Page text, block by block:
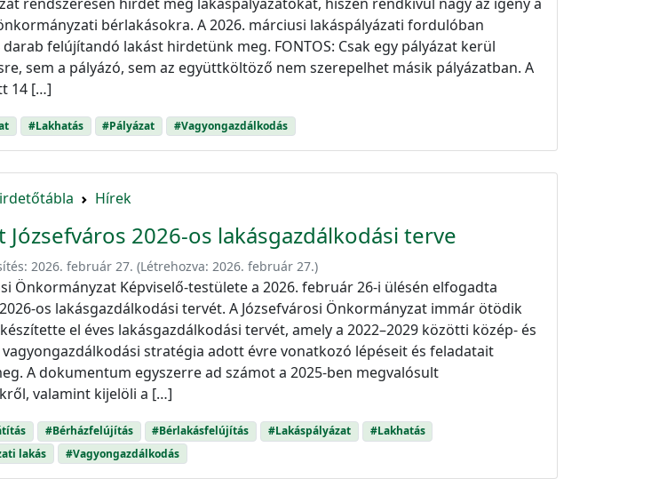
bérlakásokra. A 2026. márciusi lakáspályázati fordulóban
darab felújítandó lakást hirdetünk meg. FONTOS: Csak egy pályázat kerül
sem a pályázó, sem az együttköltöző nem szerepelhet másik pályázatban. A
14 […]
#Lakhatás #Pályázat #Vagyongazdálkodás
Hírek
Józsefváros 2026-os lakásgazdálkodási terve
2026. február 27. (Létrehozva:2026. február 27.)
Önkormányzat Képviselő-testülete a 2026. február 26-i ülésén elfogadta
os lakásgazdálkodási tervét. A Józsefvárosi Önkormányzat immár ötödik
el éves lakásgazdálkodási tervét, amely a 2022–2029 közötti közép- és
stratégia adott évre vonatkozó lépéseit és feladatait
A dokumentum egyszerre ad számot a 2025-ben megvalósult
valamint kijelöli a […]
#Bérházfelújítás #Bérlakásfelújítás #Lakáspályázat
#Lakhatás
lakás
#Vagyongazdálkodás